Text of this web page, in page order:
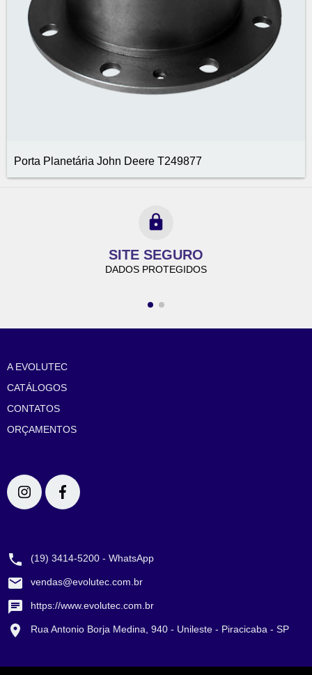
Porta Planetária John Deere T249877
SITE SEGURO
DADOS PROTEGIDOS
A EVOLUTEC
CATÁLOGOS
CONTATOS
ORÇAMENTOS
(19) 3414-5200 - WhatsApp
vendas@evolutec.com.br
https://www.evolutec.com.br
Rua Antonio Borja Medina, 940 - Unileste - Piracicaba - SP